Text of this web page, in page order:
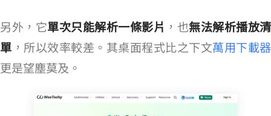
另外，它單次只能解析一條影片 ，也無法解析播放清
單 ，所以效率較差。其桌面程式比之下文萬用下載器
更是望塵莫及。